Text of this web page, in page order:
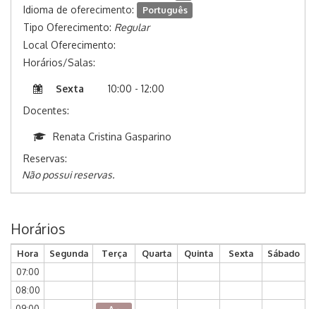
Idioma de oferecimento: Português
Tipo Oferecimento: Regular
Local Oferecimento:
Horários/Salas:
Sexta
10:00 - 12:00
Docentes:
Renata Cristina Gasparino
Reservas:
Não possui reservas.
Horários
Hora Segunda Terça Quarta Quinta Sexta
Sábado
07:00
08:00